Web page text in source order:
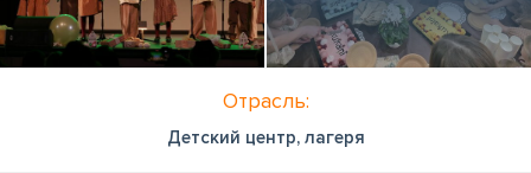
Отрасль:
Детский центр, лагеря